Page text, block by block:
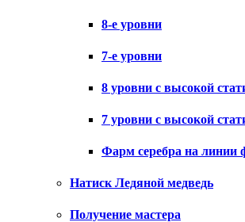
8-е уровни
7-е уровни
8 уровни с высокой
7 уровни с высокой
Фарм серебра на линии
Натиск Ледяной медведь
Получение мастера